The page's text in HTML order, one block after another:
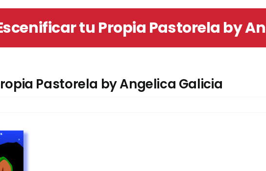
tu Propia Pastorela by
Pastorela by Angelica Galicia